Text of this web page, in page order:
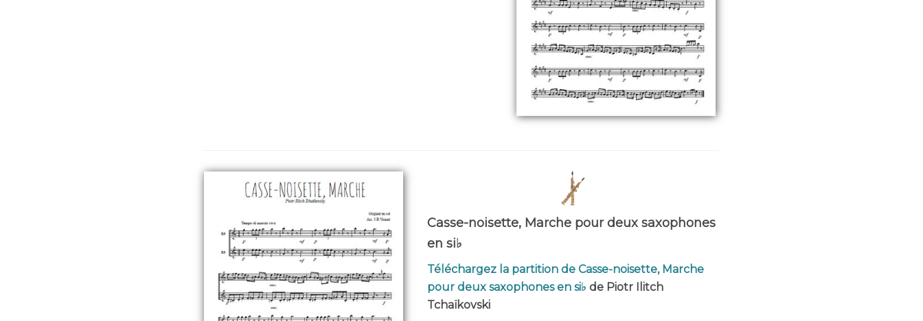
Casse-noisette, Marche pour deux saxophones
en si♭
Téléchargez la partition de Casse-noisette, Marche
pour deux saxophones en si♭ de Piotr Ilitch
Tchaïkovski